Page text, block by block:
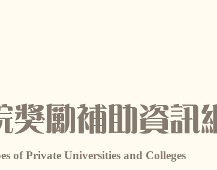
獎勵補助資訊
of Private Universities and Colleges